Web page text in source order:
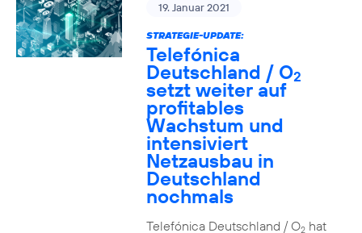
19. Januar 2021
STRATEGIE-UPDATE:
Telefónica
Deutschland / O2
setzt weiter auf
profitables
Wachstum und
intensiviert
Netzausbau in
Deutschland
nochmals
Telefónica Deutschland / O2hat